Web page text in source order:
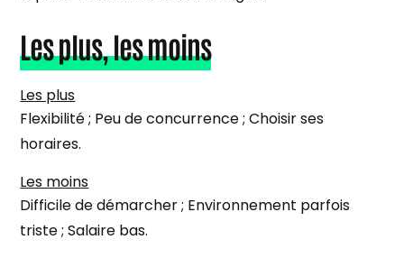
Les plus, les moins
Les plus
Flexibilité ; Peu de concurrence ; Choisir ses
horaires.
Les moins
Difficile de démarcher ; Environnement parfois
triste ; Salaire bas.